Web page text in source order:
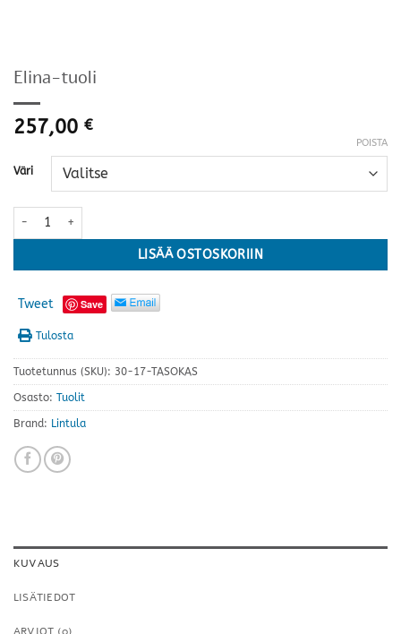
Elina-tuoli
257,00 €
Väri
POISTA
Elina-tuoli määrä
LISÄÄ OSTOSKORIIN
Tweet Save
Tulosta
Tuotetunnus (SKU): 30-17-TASOKAS
Osasto: Tuolit
Brand: Lintula
KUVAUS
LISÄTIEDOT